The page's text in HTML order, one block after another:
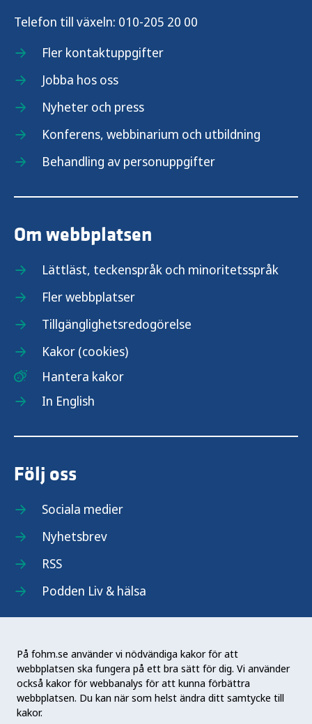
På fohm.se använder vi nödvändiga kakor för att
webbplatsen ska fungera på ett bra sätt för dig. Vi använder
också kakor för webbanalys för att kunna förbättra
webbplatsen. Du kan när som helst ändra ditt samtycke till
kakor.
Telefon till växeln: 010-205 20 00
Fler kontaktuppgifter
Jobba hos oss
Nyheter och press
Konferens, webbinarium och utbildning
Behandling av personuppgifter
Om webbplatsen
Lättläst, teckenspråk och minoritetsspråk
Fler webbplatser
Tillgänglighetsredogörelse
Kakor (cookies)
Hantera kakor
In English
Följ oss
Sociala medier
Nyhetsbrev
RSS
Podden Liv & hälsa
Folkhälsomyndigheten (Fohm) är en nationell
kunskapsmyndighet som arbetar för en bättre
folkhälsa. Det gör myndigheten genom att